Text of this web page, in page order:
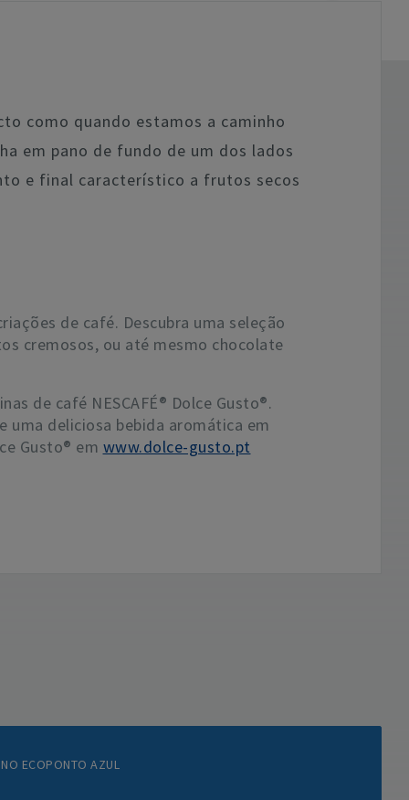
como quando estamos a caminho
em pano de fundo de um dos lados
e final característico a frutos secos
de café. Descubra uma seleção
cremosos, ou até mesmo chocolate
de café NESCAFÉ® Dolce Gusto®.
uma deliciosa bebida aromática em
Gusto® em www.dolce-gusto.pt
ECOPONTO AZUL